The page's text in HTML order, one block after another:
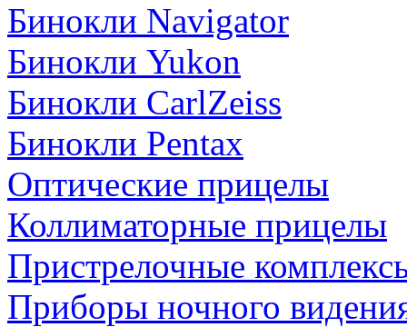
Бинокли Navigator
Бинокли Yukon
Бинокли CarlZeiss
Бинокли Pentax
Оптические прицелы
Коллиматорные прицелы
Пристрелочные
Приборы ночного